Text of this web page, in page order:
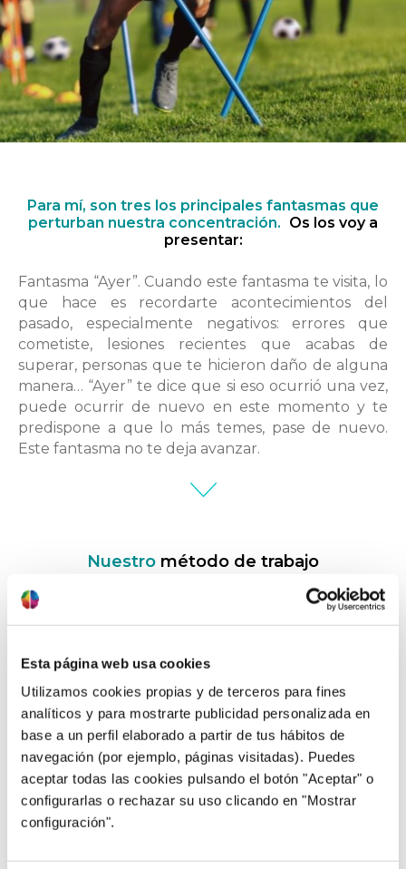
Esta página web usa cookies
Utilizamos cookies propias y de terceros para fines
analíticos y para mostrarte publicidad personalizada en
base a un perfil elaborado a partir de tus hábitos de
navegación (por ejemplo, páginas visitadas). Puedes
aceptar todas las cookies pulsando el botón "Aceptar" o
configurarlas o rechazar su uso clicando en "Mostrar
configuración".
Para mí, son tres los principales fantasmas que
perturban nuestra concentración. Os los voy a
presentar:
Fantasma “Ayer”. Cuando este fantasma te visita, lo
que hace es recordarte acontecimientos del
pasado, especialmente negativos: errores que
cometiste, lesiones recientes que acabas de
superar, personas que te hicieron daño de alguna
manera… “Ayer” te dice que si eso ocurrió una vez,
puede ocurrir de nuevo en este momento y te
predispone a que lo más temes, pase de nuevo.
Este fantasma no te deja avanzar.
Nuestro método de trabajo
¿Qué te pasa?
¿Hay algo más?